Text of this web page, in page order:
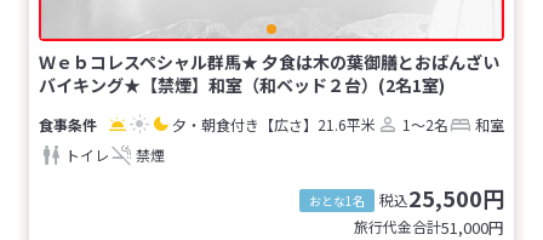
Ｗｅｂコレスペシャル群馬★ 夕食は木の葉御膳とおばんざい
バイキング★【禁煙】和室（和ベッド２台）(2名1室)
夕・朝食付き 【広さ】21.6平米 1～2名
和室
トイレ
禁煙
おとな1名 税込25,500円
旅行代金合計51,000円